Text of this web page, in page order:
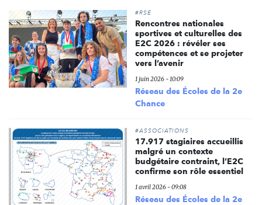
#RSE
Rencontres nationales
sportives et culturelles des
E2C 2026 : révéler ses
compétences et se projeter
vers l’avenir
1 juin 2026 - 10:09
Réseau des Écoles de la 2e
Chance
#ASSOCIATIONS
17.917 stagiaires accueillis
malgré un contexte
budgétaire contraint, l’E2C
confirme son rôle essentiel
1 avril 2026 - 09:08
Réseau des Écoles de la 2e